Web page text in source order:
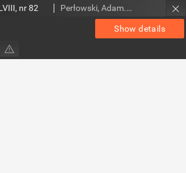
Show details
nr 82 Perłowski, Adam. Red.